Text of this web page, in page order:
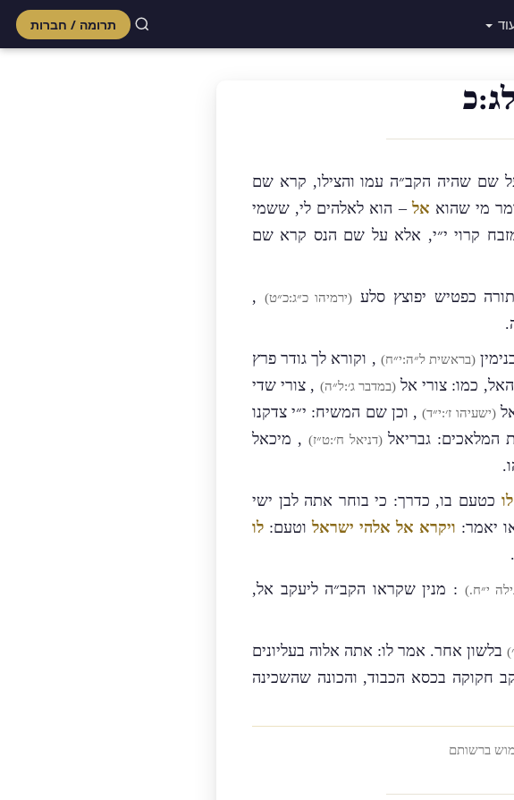
תרומה / חברות
שם שהיה הקב״ה עמו והצילו, קרא שם
מי שהוא אל – הוא לאלהים לי, ששמי
קרוי י״י, אלא על שם הנס קרא שם
כפטיש יפוצץ סלע (ירמיהו כ״ג:כ״ט) ,
(בראשית ל״ה:י״ח) , וקורא לך גודר פרץ
כמו: צורי אל(במדבר ג׳:ל״ה) , צורי שדי
(ישעיהו ז׳:י״ד), וכן שם המשיח: י״י צדקנו
המלאכים: גבריאל(דניאל ח׳:ט״ז) , מיכאל
לו כטעם בו, כדרך: כי בוחר אתה לבן ישי
יאמר: ויקרא אל אלהי ישראל וטעם: לו
.
י״ח.) : מנין שקראו הקב״ה ליעקב אל,
בלשון אחר. אמר לו: אתה אלוה בעליונים
חקוקה בכסא הכבוד, והכונה שהשכינה
ברשותם